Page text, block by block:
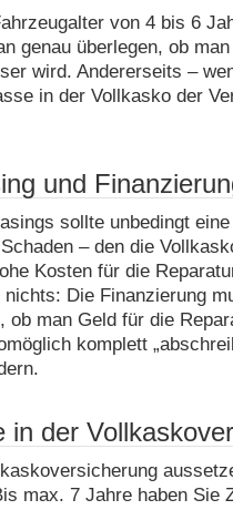
von 4 bis 6
genau überlegen, ob
wird. Andererseits –
in der Vollkasko der
und
sollte unbedingt
– den die
Kosten für die
Die Finanzierung
man Geld für die
komplett
in der
max. 7 Jahre haben Sie